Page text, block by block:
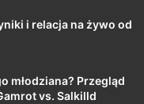
i relacja na żywo od
młodziana? Przegląd
vs. Salkilld